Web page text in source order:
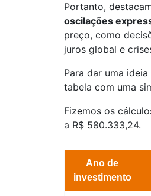
Portanto,
oscilações
preço, como
juros global e
Para dar uma
tabela com uma
Fizemos os
a R$ 580.333,24.
Ano de
investimento